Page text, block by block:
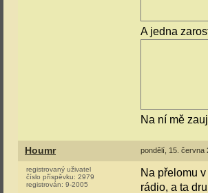
A jedna
Na ní mě
Houmr pondělí, 15. června
registrovaný uživatel
číslo příspěvku: 2979
registrován: 9-2005
Na přelomu
rádio, a ta